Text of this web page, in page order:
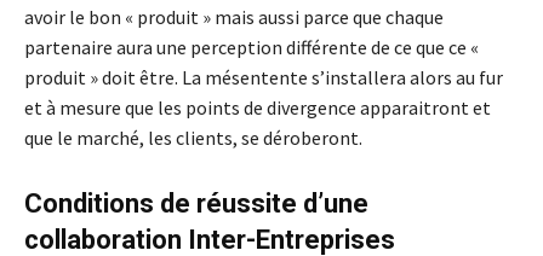
avoir le bon « produit » mais aussi parce que chaque
partenaire aura une perception différente de ce que ce «
produit » doit être. La mésentente s’installera alors au fur
et à mesure que les points de divergence apparaitront et
que le marché, les clients, se déroberont.
Conditions de réussite d’une
collaboration Inter-Entreprises